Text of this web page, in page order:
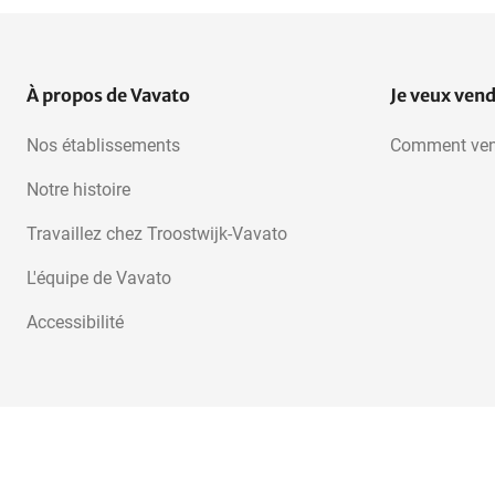
À propos de Vavato
Nos établissements
Notre histoire
Travaillez chez Troostwijk-Vavato
L'équipe de Vavato
Accessibilité
Je veux
Comment